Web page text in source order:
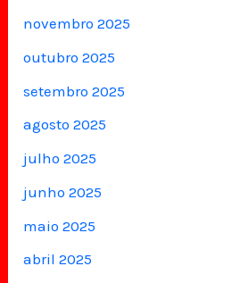
novembro 2025
outubro 2025
setembro 2025
agosto 2025
julho 2025
junho 2025
maio 2025
abril 2025